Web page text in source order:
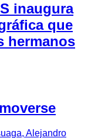
inaugura
que
hermanos